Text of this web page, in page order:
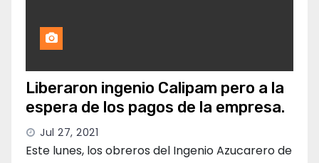
Liberaron ingenio Calipam pero a la
espera de los pagos de la empresa.
Jul 27, 2021
Este lunes, los obreros del Ingenio Azucarero de